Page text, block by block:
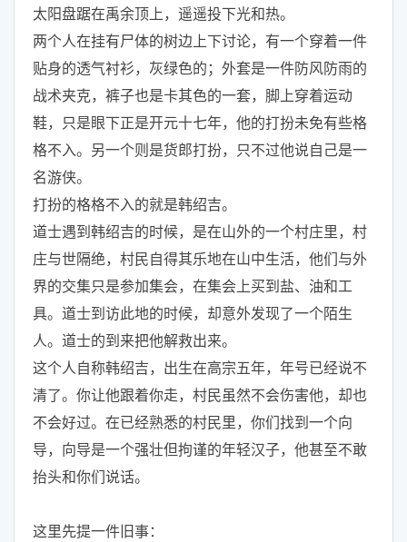
太阳盘踞在禹余顶上，遥遥投下光和热。
两个人在挂有尸体的树边上下讨论，有一个穿着一件
贴身的透气衬衫，灰绿色的；外套是一件防风防雨的
战术夹克，裤子也是卡其色的一套，脚上穿着运动
鞋，只是眼下正是开元十七年，他的打扮未免有些格
格不入。另一个则是货郎打扮，只不过他说自己是一
名游侠。
打扮的格格不入的就是韩绍吉。
道士遇到韩绍吉的时候，是在山外的一个村庄里，村
庄与世隔绝，村民自得其乐地在山中生活，他们与外
界的交集只是参加集会，在集会上买到盐、油和工
具。道士到访此地的时候，却意外发现了一个陌生
人。道士的到来把他解救出来。
这个人自称韩绍吉，出生在高宗五年，年号已经说不
清了。你让他跟着你走，村民虽然不会伤害他，却也
不会好过。在已经熟悉的村民里，你们找到一个向
导，向导是一个强壮但拘谨的年轻汉子，他甚至不敢
抬头和你们说话。
这里先提一件旧事：